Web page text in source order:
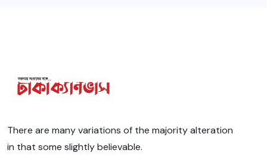
There are many variations of the majority alteration
in that some slightly believable.